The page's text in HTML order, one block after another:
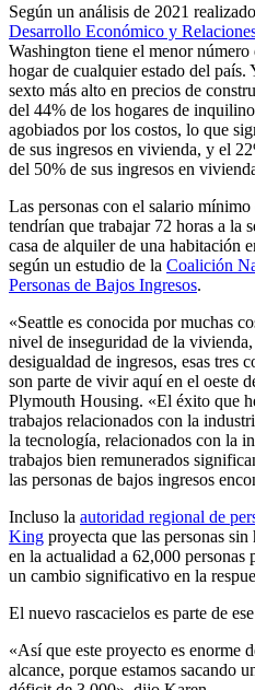
Según un análisis de 2021
Desarrollo Económico y
Washington tiene el menor
hogar de cualquier estado del país.
sexto más alto en precios de
del 44% de los hogares de
agobiados por los costos, lo que
de sus ingresos en vivienda, y el
del 50% de sus ingresos en
Las personas con el salario
tendrían que trabajar 72 horas a la
casa de alquiler de una habitación
según un estudio de la Coalición
Personas de Bajos Ingresos.
«Seattle es conocida por muchas
nivel de inseguridad de la
desigualdad de ingresos, esas tres
son parte de vivir aquí en el oeste
Plymouth Housing. «El éxito que
trabajos relacionados con la
la tecnología, relacionados con la
trabajos bien remunerados
las personas de bajos ingresos
Incluso la autoridad regional de
King proyecta que las personas
en la actualidad a 62,000 personas
un cambio significativo en la
El nuevo rascacielos es parte de
«Así que este proyecto es enorme
alcance, porque estamos sacando